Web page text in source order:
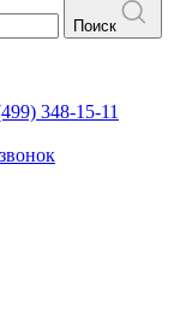
Поиск
348-15-11